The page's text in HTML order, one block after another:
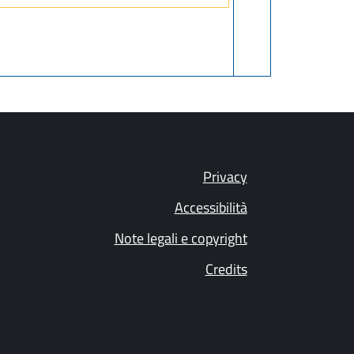
Privacy
Accessibilità
Note legali e copyright
Credits